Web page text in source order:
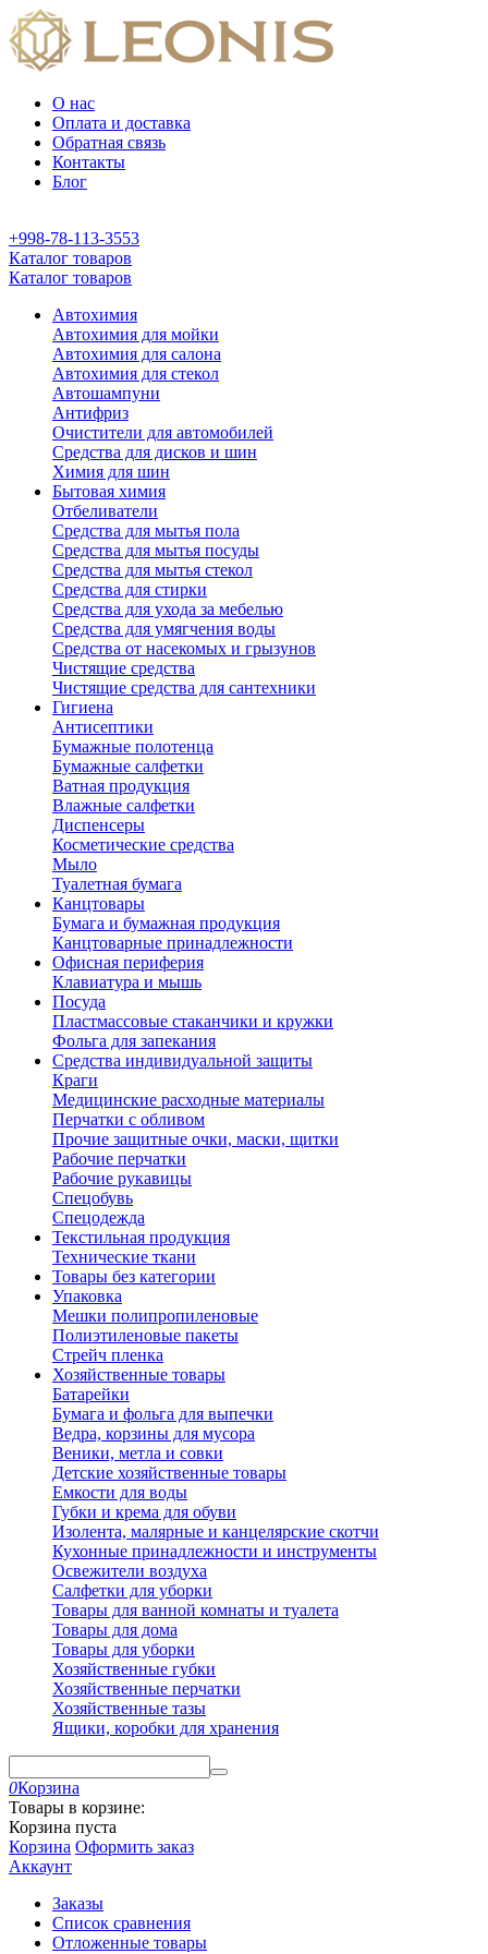
О нас
Оплата и доставка
Обратная связь
Контакты
Блог
+998-78-113-3553
Каталог товаров
Каталог товаров
Автохимия
Автохимия для мойки
Автохимия для салона
Автохимия для стекол
Автошампуни
Антифриз
Очистители для автомобилей
Средства для дисков и шин
Химия для шин
Бытовая химия
Отбеливатели
Средства для мытья пола
Средства для мытья посуды
Средства для мытья стекол
Средства для стирки
Средства для ухода за мебелью
Средства для умягчения воды
Средства от насекомых и грызунов
Чистящие средства
Чистящие средства для сантехники
Гигиена
Антисептики
Бумажные полотенца
Бумажные салфетки
Ватная продукция
Влажные салфетки
Диспенсеры
Косметические средства
Мыло
Туалетная бумага
Канцтовары
Бумага и бумажная продукция
Канцтоварные принадлежности
Офисная периферия
Клавиатура и мышь
Посуда
Пластмассовые стаканчики и кружки
Фольга для запекания
Средства индивидуальной защиты
Краги
Медицинские расходные материалы
Перчатки с обливом
Прочие защитные очки, маски, щитки
Рабочие перчатки
Рабочие рукавицы
Спецобувь
Спецодежда
Текстильная продукция
Технические ткани
Товары без категории
Упаковка
Мешки полипропиленовые
Полиэтиленовые пакеты
Стрейч пленка
Хозяйственные товары
Батарейки
Бумага и фольга для выпечки
Ведра, корзины для мусора
Веники, метла и совки
Детские хозяйственные товары
Емкости для воды
Губки и крема для обуви
Изолента, малярные и канцелярские скотчи
Кухонные принадлежности и инструменты
Освежители воздуха
Салфетки для уборки
Товары для ванной комнаты и туалета
Товары для дома
Товары для уборки
Хозяйственные губки
Хозяйственные перчатки
Хозяйственные тазы
Ящики, коробки для хранения
0Корзина
Товары в корзине:
Корзина пуста
Корзина Оформить заказ
Аккаунт
Заказы
Список сравнения
Отложенные товары